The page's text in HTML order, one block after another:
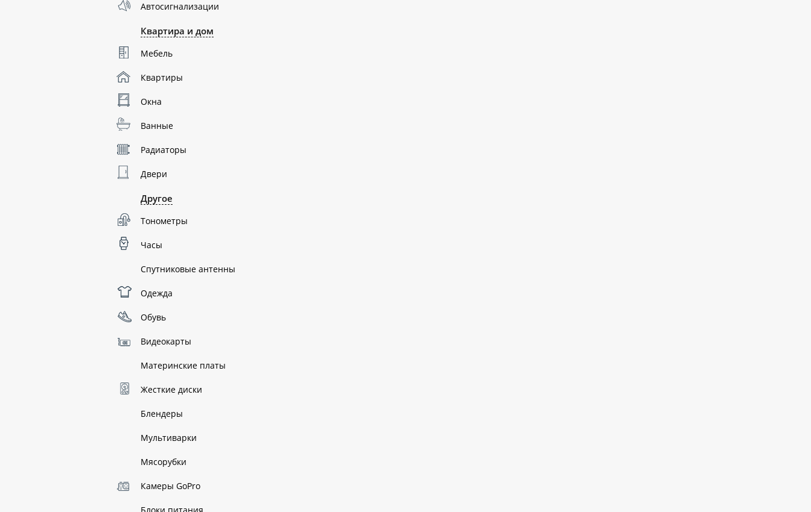
Автосигнализации
Квартира и дом
Мебель
Квартиры
Окна
Ванные
Радиаторы
Двери
Другое
Тонометры
Часы
Спутниковые антенны
Одежда
Обувь
Видеокарты
Материнские платы
Жесткие диски
Блендеры
Мультиварки
Мясорубки
Камеры GoPro